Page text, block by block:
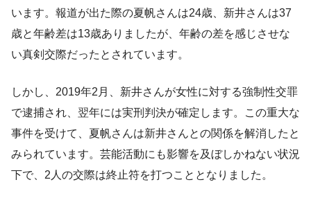
います。報道が出た際の夏帆さんは24歳、新井さんは37
歳と年齢差は13歳ありましたが、年齢の差を感じさせな
い真剣交際だったとされています。
しかし、2019年2月、新井さんが女性に対する強制性交罪
で逮捕され、翌年には実刑判決が確定します。この重大な
事件を受けて、夏帆さんは新井さんとの関係を解消したと
みられています。芸能活動にも影響を及ぼしかねない状況
下で、2人の交際は終止符を打つこととなりました。